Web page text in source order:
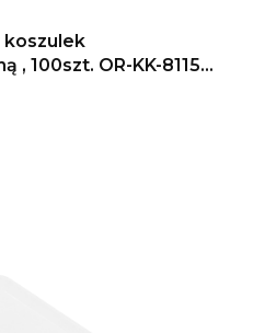
koszulek
, 100szt. OR-KK-8115